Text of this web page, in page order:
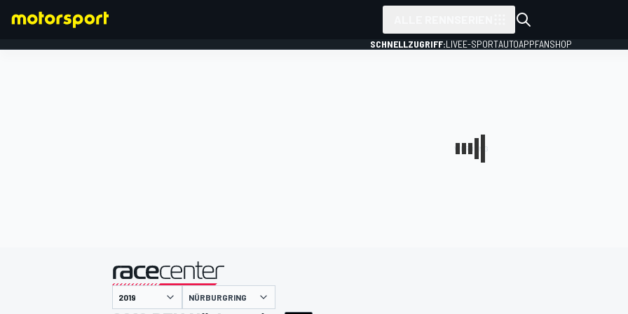
SCHNELLZUGRIFF:LIVEE-SPORTAUTOAPPFANSHOP
NÜRBURGRING